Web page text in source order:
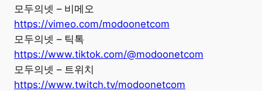
모두의넷 – 비메오
https://vimeo.com/modoonetcom
모두의넷 – 틱톡
https://www.tiktok.com/@modoonetcom
모두의넷 – 트위치
https://www.twitch.tv/modoonetcom